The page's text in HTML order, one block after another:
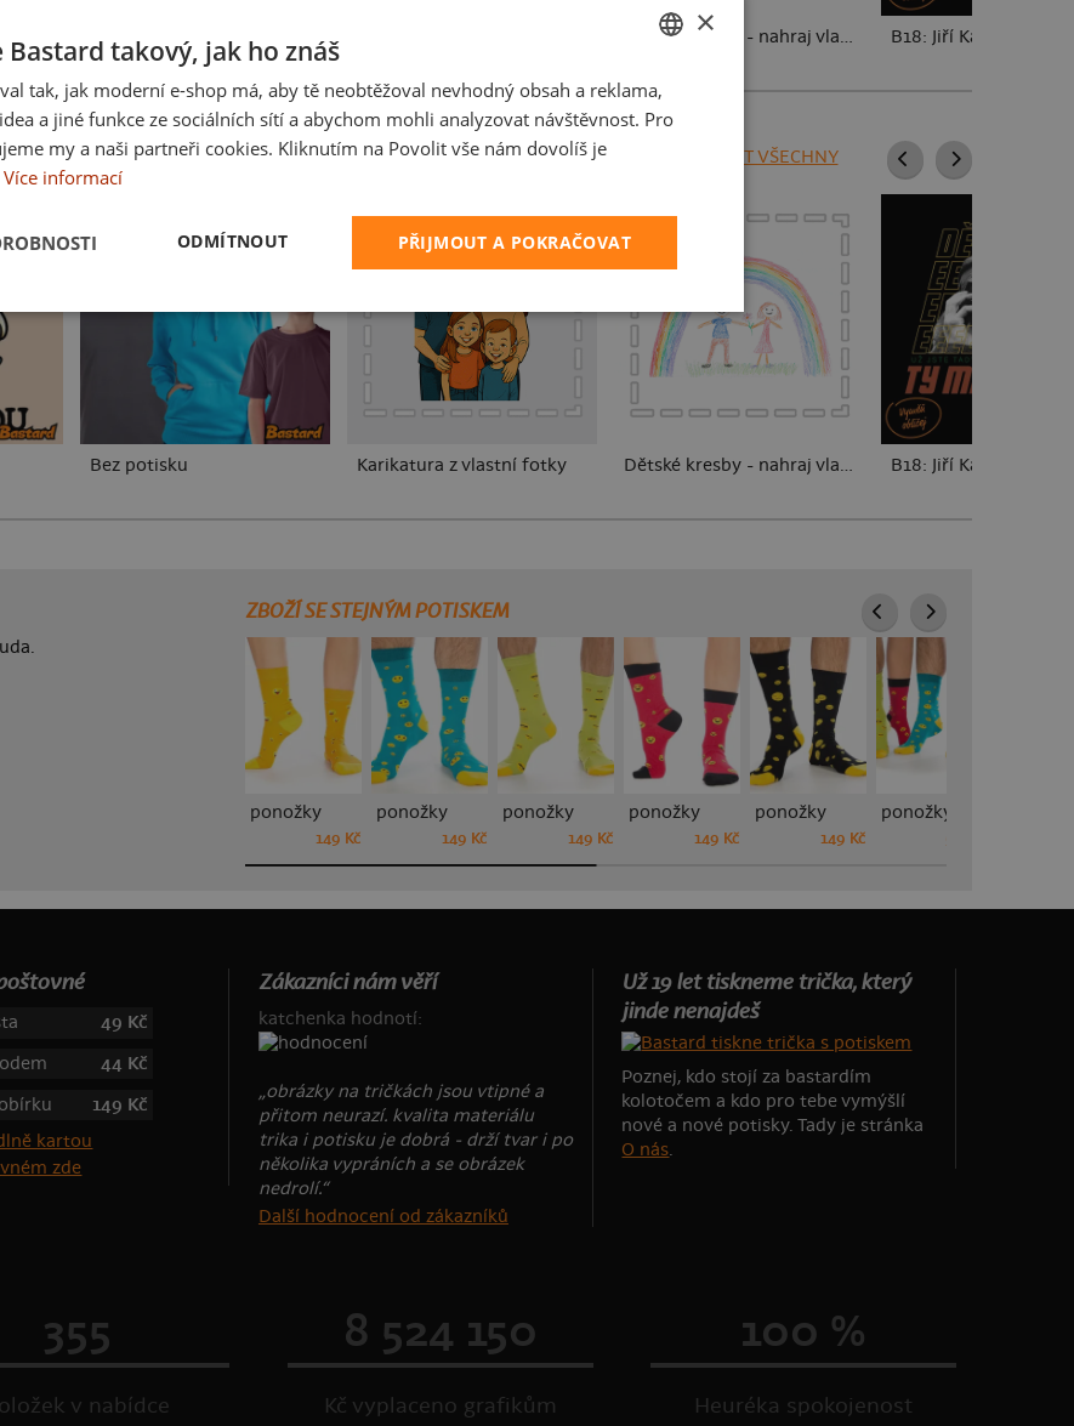
Bez potisku Dětské kresby - nahraj vlastní B18: Jiří Kára
ZOBRAZIT VŠECHNY
Bez potisku Karikatura z vlastní fotky Dětské kresby - nahraj vlastní B18: Jiří Kára
ZBOŽÍ SE STEJNÝM POTISKEM
ponožky
149 Kč
ponožky
149 Kč
ponožky
149 Kč
ponožky
149 Kč
ponožky
149 Kč
49 Kč
44 Kč
149 Kč
zde
Zákazníci nám věří
katchenka hodnotí:
„obrázky na tričkách jsou vtipné a
přitom neurazí. kvalita materiálu
trika i potisku je dobrá - drží tvar i po
několika vypráních a se obrázek
nedrolí.“
Další hodnocení od zákazníků
Už 19 let tiskneme trička, který
jinde nenajdeš
Poznej, kdo stojí za bastardím
kolotočem a kdo pro tebe vymýšlí
nové a nové potisky. Tady je stránka
O nás.
355
v nabídce
8 524 150
Kč vyplaceno grafikům
100 %
Heuréka spokojenost
CZECH
SLOVAK
×
Bastard takový, jak ho znáš
tak, jak moderní e-shop má, aby tě neobtěžoval nevhodný obsah a reklama,
a jiné funkce ze sociálních sítí a abychom mohli analyzovat návštěvnost. Pro
my a naši partneři cookies. Kliknutím na Povolit vše nám dovolíš je
Více informací
PŘIJMOUT A POKRAČOVAT
ODMÍTNOUT